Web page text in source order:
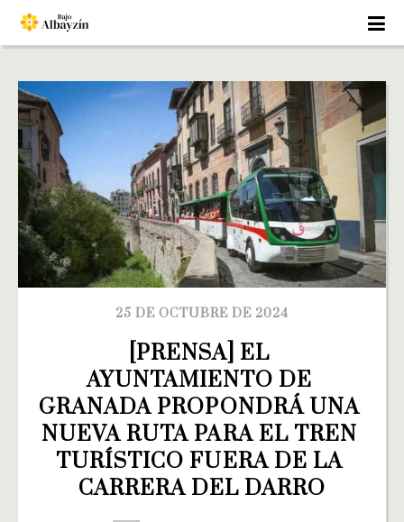
25 DE OCTUBRE DE 2024
[PRENSA] EL
AYUNTAMIENTO DE
GRANADA PROPONDRÁ UNA
NUEVA RUTA PARA EL TREN
TURÍSTICO FUERA DE LA
CARRERA DEL DARRO